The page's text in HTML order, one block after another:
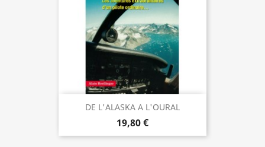
DE L'ALASKA A L'OURAL
19,80 €